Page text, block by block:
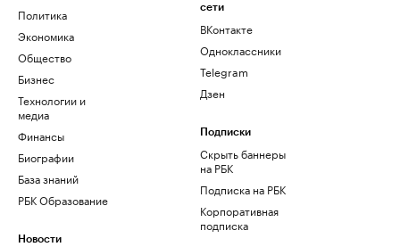
Политика
Экономика
Общество
Бизнес
Технологии и
медиа
Финансы
Биографии
База знаний
РБК Образование
Новости
сети
ВКонтакте
Одноклассники
Telegram
Дзен
Подписки
Скрыть баннеры
на РБК
Подписка на РБК
Корпоративная
подписка